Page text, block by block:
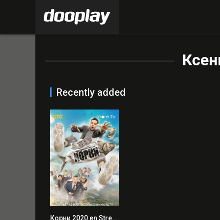
Recently added
Корни 2020 en Streaming HD Gratuit !